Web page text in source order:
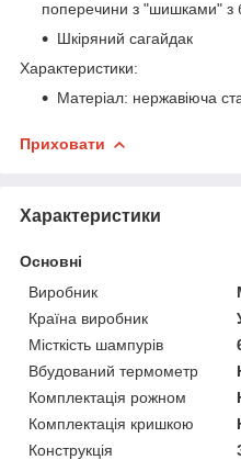
поперечини з "шишками" з
Шкіряний сагайдак
Характеристики:
Матеріал: нержавіюча
Приховати
Характеристики
Основні
Виробник
Країна виробник
Місткість шампурів
Вбудований термометр
Комплектація рожном
Комплектація кришкою
Конструкція